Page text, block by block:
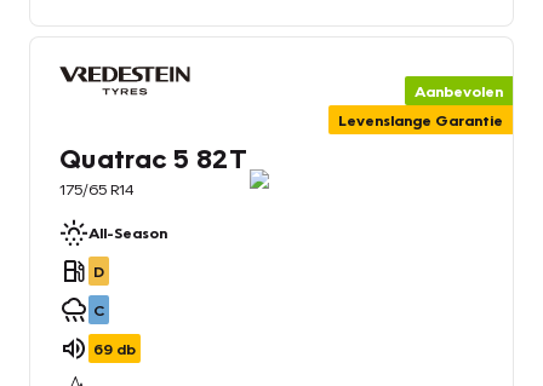
Aanbevolen
Levenslange Garantie
Quatrac 5 82T
175/65 R14
All-Season
D
C
69 db